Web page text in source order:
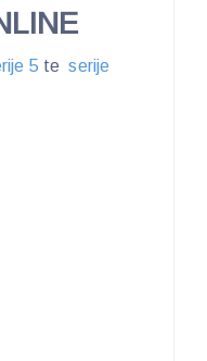
5 teserije